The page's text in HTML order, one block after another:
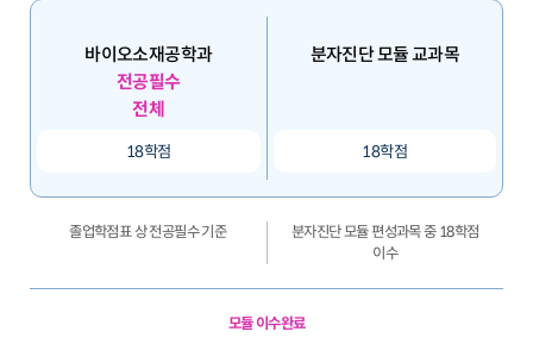
바이오소재공학과
전공필수
전체
18학점
분자진단 모듈 교과목
18학점
졸업학점표 상 전공필수 기준
분자진단 모듈 편성과목 중 18학점
이수
모듈 이수완료